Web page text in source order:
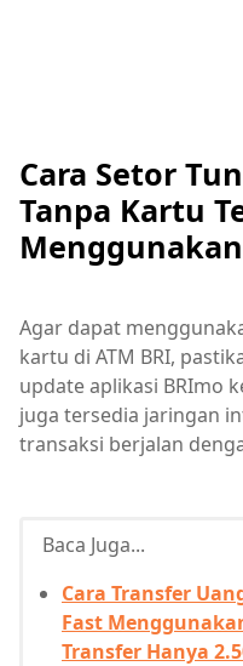
Cara Setor
Tanpa Kartu
Agar dapat
kartu di ATM BRI,
update aplikasi BRImo
juga tersedia jaringan
transaksi berjalan
Baca Juga...
Cara Transfer
Fast
Transfer Hanya